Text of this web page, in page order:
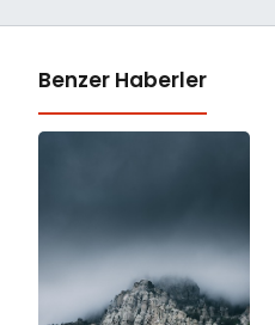
Benzer Haberler